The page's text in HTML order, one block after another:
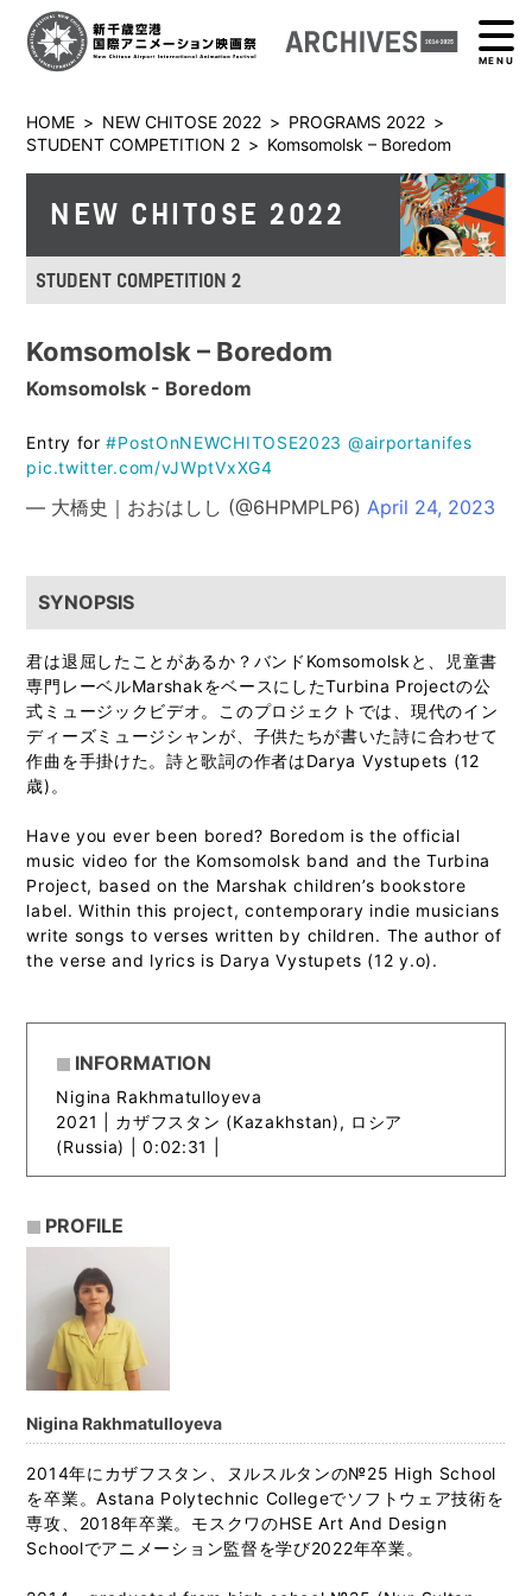
MENU
HOME > NEW CHITOSE 2022 > PROGRAMS 2022 >
STUDENT COMPETITION 2 > Komsomolsk – Boredom
NEW CHITOSE 2022
STUDENT COMPETITION 2
Komsomolsk – Boredom
Komsomolsk - Boredom
Entry for#PostOnNEWCHITOSE2023 @airportanifes
pic.twitter.com/vJWptVxXG4
— 大橋史｜おおはしし (@6HPMPLP6)April 24, 2023
SYNOPSIS
君は退屈したことがあるか？バンドKomsomolskと、児童書
専門レーベルMarshakをベースにしたTurbina Projectの公
式ミュージックビデオ。このプロジェクトでは、現代のイン
ディーズミュージシャンが、子供たちが書いた詩に合わせて
作曲を手掛けた。詩と歌詞の作者はDarya Vystupets (12
歳)。
Have you ever been bored? Boredom is the official
music video for the Komsomolsk band and the Turbina
Project, based on the Marshak children’s bookstore
label. Within this project, contemporary indie musicians
write songs to verses written by children. The author of
the verse and lyrics is Darya Vystupets (12 y.o).
INFORMATION
Nigina Rakhmatulloyeva
2021 | カザフスタン (Kazakhstan), ロシア
(Russia) | 0:02:31 |
PROFILE
Nigina Rakhmatulloyeva
2014年にカザフスタン、ヌルスルタンの№25 High School
を卒業。Astana Polytechnic Collegeでソフトウェア技術を
専攻、2018年卒業。モスクワのHSE Art And Design
Schoolでアニメーション監督を学び2022年卒業。